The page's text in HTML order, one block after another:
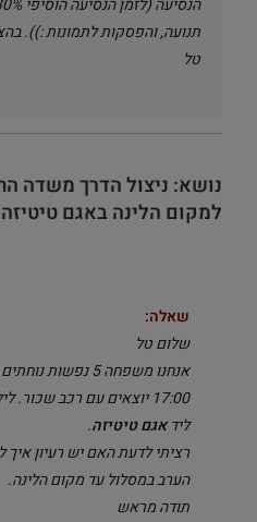
תנועה, והפסקות לתמונות :)).
טל
למקום הלינה באגם טיטיזה
שאלה:
שלום טל
17:00 יוצאים עם רכב
לידאגם טיטיזה.
רציתי לדעת האם יש רעיון
הערב במסלול עד מקום הלינה.
תודה מראש